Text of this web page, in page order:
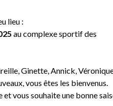
lieu :
au complexe sportif des
Ginette, Annick,
vous êtes les bienvenus.
et vous souhaite une bonne